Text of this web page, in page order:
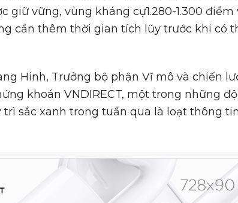
giữ vững, vùng kháng cự1.280-1.300
cần thêm thời gian tích lũy trước khi có
Hinh, Trưởng bộ phận Vĩ mô và chiến
khoán VNDIRECT, một trong những
sắc xanh trong tuần qua là loạt thông